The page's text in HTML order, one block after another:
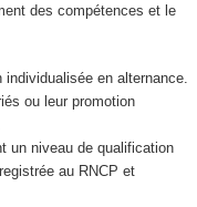
des compétences et le
individualisée en alternance.
ou leur promotion
un niveau de qualification
au RNCP et